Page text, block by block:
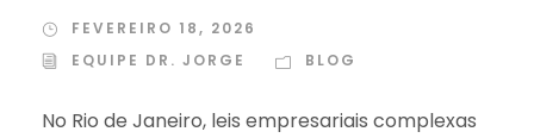
FEVEREIRO 18, 2026
EQUIPE DR. JORGE
BLOG
No Rio de Janeiro, leis empresariais complexas